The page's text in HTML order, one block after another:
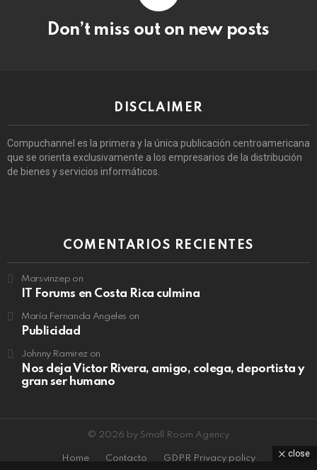
Don’t miss out on new posts
DISCLAIMER
Compuchannel es la primera y la única publicación centroamericana
que se orienta exclusivamente a los empresarios de la distribución
de bienes y servicios informáticos.
COMENTARIOS RECIENTES
Marsvinzep on
IT Forums en Costa Rica culmina
María Fernanda Angeles on
Publicidad
Johnny Ramirezon
Nos deja Victor Rivera, amigo, colega, deportista y
gran ser humano
© 2026 by Small Room Agency
Home Contacto GDPR Privacy policy close